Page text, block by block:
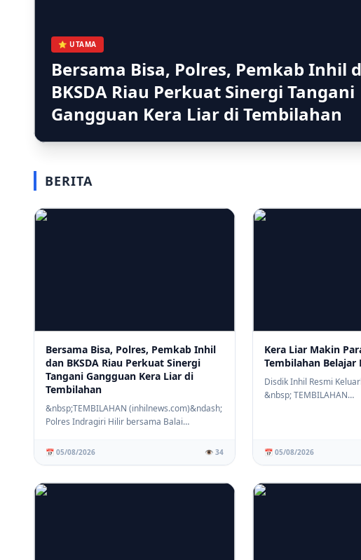
⭐ UTAMA
Bersama Bisa, Polres, Pemkab Inhil
BKSDA Riau Perkuat Sinergi Tangani
Gangguan Kera Liar di Tembilahan
BERITA
Bersama Bisa, Polres, Pemkab Inhil
dan BKSDA Riau Perkuat Sinergi
Tangani Gangguan Kera Liar di
Tembilahan
&nbsp;TEMBILAHAN (inhilnews.com)&ndash;
Polres Indragiri Hilir bersama Balai
📅 05/08/2026 👁️ 34
Kera Liar Makin
Tembilahan Belajar
Disdik Inhil Resmi
&nbsp; TEMBILAHAN
📅 05/08/2026